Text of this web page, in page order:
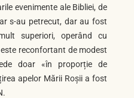
evenimente ale Bibliei, de
s-au petrecut, dar au fost
superiori, operând cu
reconfortant de modest
doar «în proporție de
apelor Mării Roșii a fost